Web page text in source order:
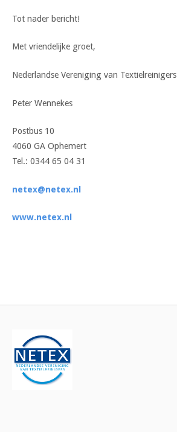
Tot nader bericht!
Met vriendelijke groet,
Nederlandse Vereniging van Textielreinigers
Peter Wennekes
Postbus 10
4060 GA Ophemert
Tel.: 0344 65 04 31
netex@netex.nl
www.netex.nl
navigatie